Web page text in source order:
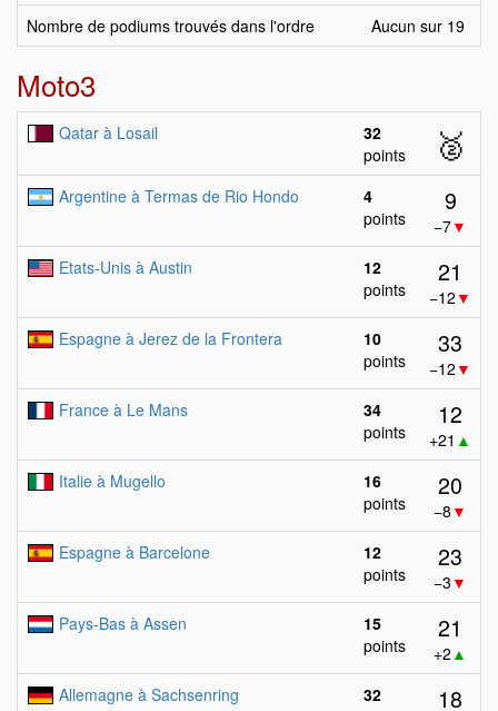
Nombre de podiums trouvés dans l'ordre Aucun sur 19
Moto3
Qatar à Losail
32
points
🥈
Argentine à Termas de Rio Hondo
4
points
9
−7▼
Etats-Unis à Austin
12
points
21
−12 ▼
Espagne à Jerez de la Frontera
10
points
33
−12 ▼
France à Le Mans
34
points
12
+21 ▲
Italie à Mugello
16
points
20
−8 ▼
Espagne à Barcelone
12
points
23
−3 ▼
Pays-Bas à Assen
15
points
21
+2 ▲
Allemagne à Sachsenring
32
18